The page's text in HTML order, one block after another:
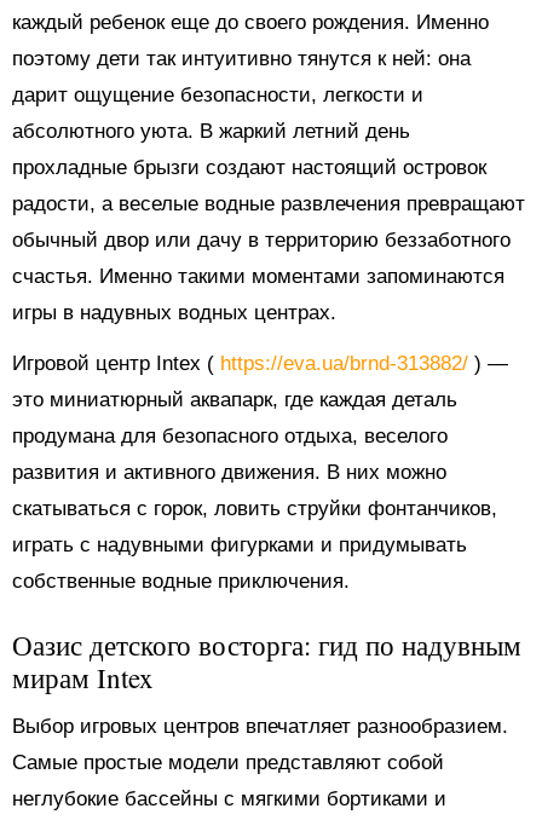
каждый ребенок еще до своего рождения. Именно
поэтому дети так интуитивно тянутся к ней: она
дарит ощущение безопасности, легкости и
абсолютного уюта. В жаркий летний день
прохладные брызги создают настоящий островок
радости, а веселые водные развлечения превращают
обычный двор или дачу в территорию беззаботного
счастья. Именно такими моментами запоминаются
игры в надувных водных центрах.
Игровой центр Intex ( https://eva.ua/brnd-313882/ ) —
это миниатюрный аквапарк, где каждая деталь
продумана для безопасного отдыха, веселого
развития и активного движения. В них можно
скатываться с горок, ловить струйки фонтанчиков,
играть с надувными фигурками и придумывать
собственные водные приключения.
Оазис детского восторга: гид по надувным
мирам Intex
Выбор игровых центров впечатляет разнообразием.
Самые простые модели представляют собой
неглубокие бассейны с мягкими бортиками и